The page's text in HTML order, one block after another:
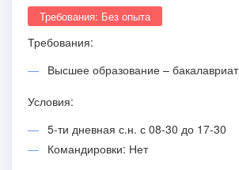
Требования: Без опыта
Требования:
Высшее образование – бакалавриат
Условия:
5-ти дневная с.н. с 08-30 до 17-30
Командировки: Нет